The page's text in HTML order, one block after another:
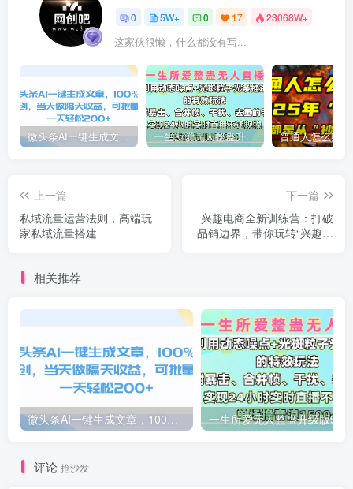
0 5W+ 0 17 23068W+
这家伙很懒，什么都没有写...
微头条AI一键生成文章，100%过原创，当天做隔天收益，可批量，一天轻松200+ 一生所爱无人整蛊升级版9.0，利用动态噪点+光斑粒子光条推进的特效玩法，内附暴击、合并帧、干扰、去重的手法，实现24小时实时直播不违规操，单场日入1500+，小白也能无脑驾驭
上一篇
私域流量运营法则，高端玩
家私域流量搭建
下一篇
兴趣电商全新训练营：打破
品销边界，带你玩转“兴趣电
相关推荐
微头条AI一键生成文章，100%过原创，当天做隔天收益，可批量，一天轻松200+
评论 抢沙发